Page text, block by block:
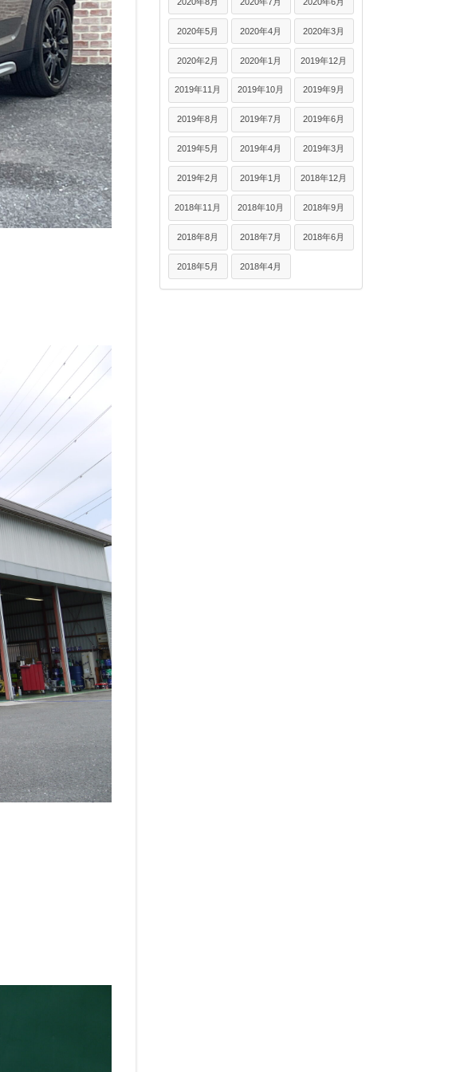
2020年5月 2020年4月 2020年3月
2020年2月 2020年1月 2019年12月
2019年11月 2019年10月 2019年9月
2019年8月 2019年7月 2019年6月
2019年5月 2019年4月 2019年3月
2019年2月 2019年1月 2018年12月
2018年11月 2018年10月 2018年9月
2018年8月 2018年7月 2018年6月
2018年5月 2018年4月